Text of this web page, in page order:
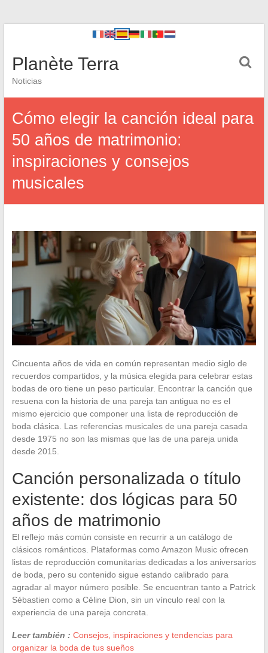
Planète Terra
Noticias
Cómo elegir la canción ideal para
50 años de matrimonio:
inspiraciones y consejos
musicales
Cincuenta años de vida en común representan medio siglo de
recuerdos compartidos, y la música elegida para celebrar estas
bodas de oro tiene un peso particular. Encontrar la canción que
resuena con la historia de una pareja tan antigua no es el
mismo ejercicio que componer una lista de reproducción de
boda clásica. Las referencias musicales de una pareja casada
desde 1975 no son las mismas que las de una pareja unida
desde 2015.
Canción personalizada o título
existente: dos lógicas para 50
años de matrimonio
El reflejo más común consiste en recurrir a un catálogo de
clásicos románticos. Plataformas como Amazon Music ofrecen
listas de reproducción comunitarias dedicadas a los aniversarios
de boda, pero su contenido sigue estando calibrado para
agradar al mayor número posible. Se encuentran tanto a Patrick
Sébastien como a Céline Dion, sin un vínculo real con la
experiencia de una pareja concreta.
Leer también : Consejos, inspiraciones y tendencias para
organizar la boda de tus sueños